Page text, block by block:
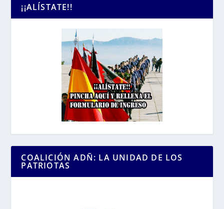
¡¡ALÍSTATE!!
COALICIÓN ADÑ: LA UNIDAD DE LOS
PATRIOTAS